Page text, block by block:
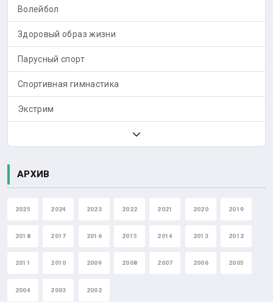
Волейбол
Здоровый образ жизни
Парусный спорт
Спортивная гимнастика
Экстрим
АРХИВ
2025 2024 2023 2022 2021 2020 2019
2018 2017 2016 2015 2014 2013 2012
2011 2010 2009 2008 2007 2006 2005
2004 2003 2002